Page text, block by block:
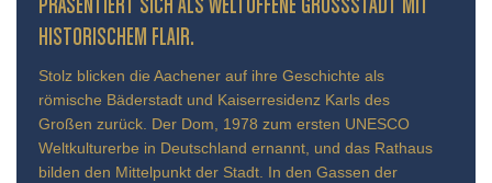
ÄSENTIERT SICH ALS WELTOFFENE GROSSSTADT MIT HIS
TORISCHEM FLAIR.
Stolz blicken die Aachener auf ihre Geschichte als
römische Bäderstadt und Kaiserresidenz Karls des
Großen zurück. Der Dom, 1978 zum ersten UNESCO
Weltkulturerbe in Deutschland ernannt, und das Rathaus
bilden den Mittelpunkt der Stadt. In den Gassen der